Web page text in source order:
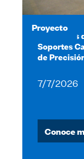
Proyecto
Secadores
Soportes
de
7/7/2026
Conoce